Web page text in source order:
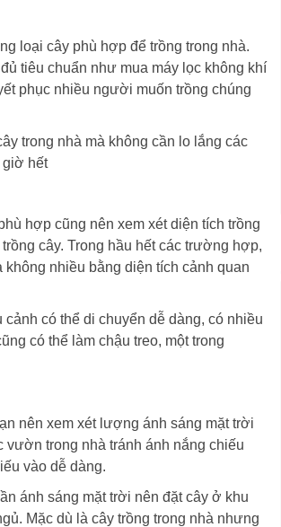
loại cây phù hợp để trồng trong nhà.
tiêu chuẩn như mua máy lọc không khí
phục nhiều người muốn trồng chúng
trong nhà mà không cần lo lắng các
giờ hết
hợp cũng nên xem xét diện tích trồng
cây. Trong hầu hết các trường hợp,
nhiều bằng diện tích cảnh quan
có thể di chuyển dễ dàng, có nhiều
có thể làm chậu treo, một trong
nên xem xét lượng ánh sáng mặt trời
vườn trong nhà tránh ánh nắng chiếu
vào dễ dàng.
ánh sáng mặt trời nên đặt cây ở khu
Mặc dù là cây trồng trong nhà nhưng